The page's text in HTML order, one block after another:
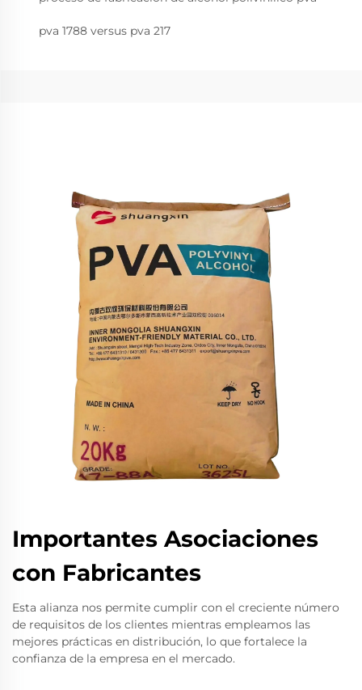
pva 1788 versus pva 217
Importantes Asociaciones
con Fabricantes
Esta alianza nos permite cumplir con el creciente número
de requisitos de los clientes mientras empleamos las
mejores prácticas en distribución, lo que fortalece la
confianza de la empresa en el mercado.